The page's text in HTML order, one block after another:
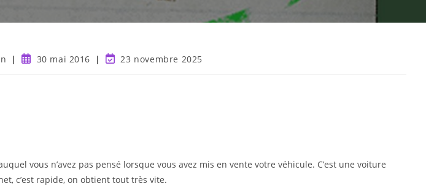
30 mai 2016 23 novembre 2025
vous n’avez pas pensé lorsque vous avez mis en vente votre véhicule. C’est une voiture
c’est rapide, on obtient tout très vite.